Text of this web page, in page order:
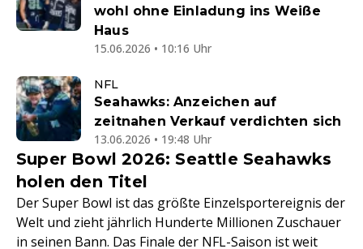
wohl ohne Einladung ins Weiße
Haus
15.06.2026 • 10:16 Uhr
NFL
Seahawks: Anzeichen auf
zeitnahen Verkauf verdichten sich
13.06.2026 • 19:48 Uhr
Super Bowl 2026: Seattle Seahawks
holen den Titel
Der Super Bowl ist das größte Einzelsportereignis der
Welt und zieht jährlich Hunderte Millionen Zuschauer
in seinen Bann. Das Finale der NFL-Saison ist weit